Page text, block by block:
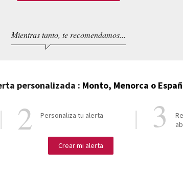
Mientras tanto, te recomendamos...
personalizada : Monto, Menorca o
Personaliza tu alerta
Crear mi alerta